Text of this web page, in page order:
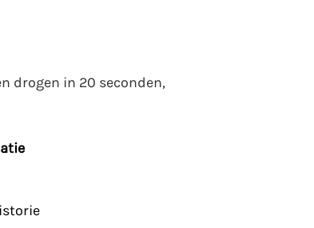
drogen in 20 seconden,